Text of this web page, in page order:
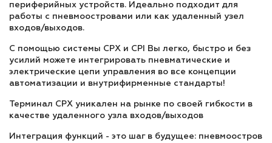
периферийных устройств. Идеально подходит для
работы с пневмоостровами или как удаленный узел
входов/выходов.
С помощью системы CPX и CPI Вы легко, быстро и без
усилий можете интегрировать пневматические и
электрические цепи управления во все концепции
автоматизации и внутрифирменные стандарты!
Терминал CPX уникален на рынке по своей гибкости в
качестве удаленного узла входов/выходов
Интеграция функций - это шаг в будущее: пневмоостров